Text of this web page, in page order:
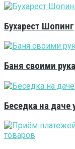
Бухарест Шопинг
Баня своими
Беседка на даче